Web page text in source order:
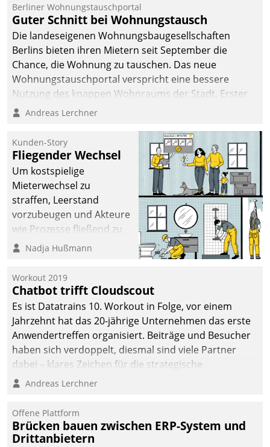
Berliner Wohnungstauschportal
Guter Schnitt bei Wohnungstausch
Die landeseigenen Wohnungsbaugesellschaften
Berlins bieten ihren Mietern seit September die
Chance, die Wohnung zu tauschen. Das neue
Wohnungstauschportal verspricht eine bessere
Nutzung des knappen Wohnraums der Stadt. Erster
Anwendungsfall für Datatrains Lösung API-Hub mit
Unternehmen.
Andreas Lerchner
Kunden-Story
Fliegender Wechsel
Um kostspielige
Mieterwechsel zu
straffen, Leerstand
vorzubeugen und Akteure
wie Prozesse fließend zu
vernetzen, nutzt die
Jahresbeginn eine
Überblick, Einsicht und
Eingriff bietende Lösung.
Zur Entwicklung setzte
man auf
Cloudtechnologie,
bewährte und Startup-
agile Projektmethoden.
Nadja Hußmann
Workout 2019
Chatbot trifft Cloudscout
Es ist Datatrains 10. Workout in Folge, vor einem
Jahrzehnt hat das 20-jährige Unternehmen das erste
Anwendertreffen organisiert. Beiträge und Besucher
haben sich verdoppelt, diesmal sind viele Partner
dabei – klares Zeichen für die strategische
Fokussierung auf den Kunden.
Andreas Lerchner
Offene Plattform
Brücken bauen zwischen ERP-System und
Drittanbietern